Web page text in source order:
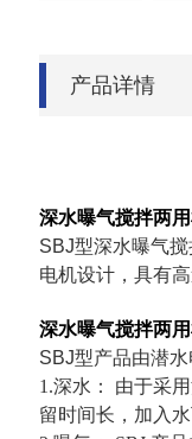
产品详情
深水曝气搅拌两
SBJ型深水曝气
电机设计，具有
深水曝气搅拌两
SBJ型产品由潜
1.深水： 由于采
留时间长，加入